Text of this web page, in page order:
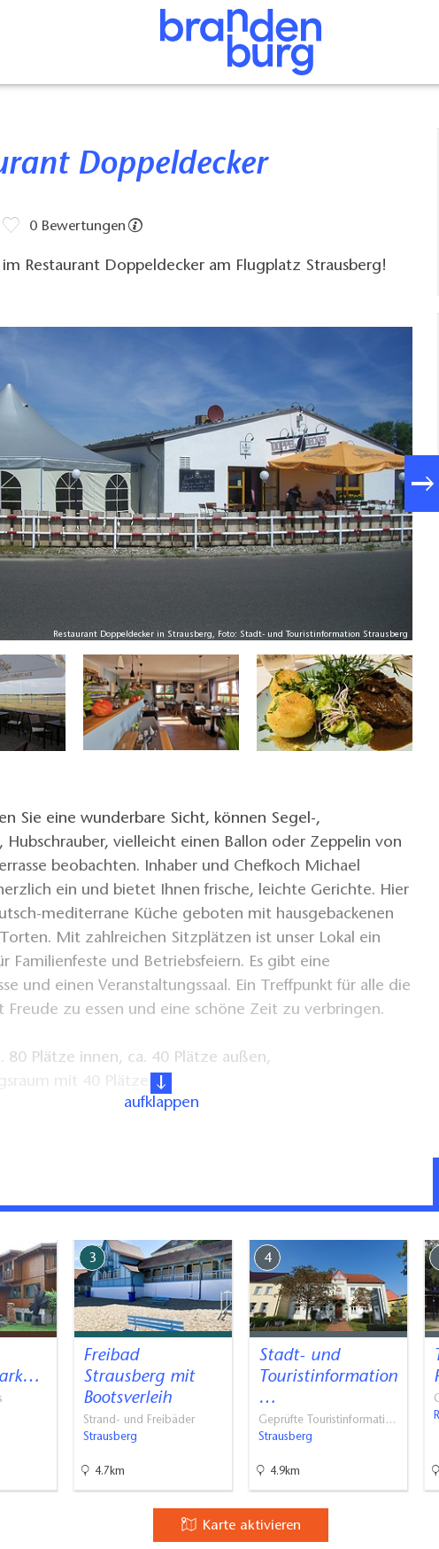
Doppeldecker
0 Bewertungen
Restaurant Doppeldecker am Flugplatz Strausberg!
Restaurant Doppeldecker in Strausberg, Foto: Stadt- und Touristinformation Strausberg
Sie eine wunderbare Sicht, können Segel-,
Hubschrauber, vielleicht einen Ballon oder Zeppelin von
beobachten. Inhaber und Chefkoch Michael
ein und bietet Ihnen frische, leichte Gerichte. Hier
mediterrane Küche geboten mit hausgebackenen
Mit zahlreichen Sitzplätzen ist unser Lokal ein
Familienfeste und Betriebsfeiern. Es gibt eine
und einen Veranstaltungssaal. Ein Treffpunkt für alle die
Freude zu essen und eine schöne Zeit zu verbringen.
80 Plätze innen, ca. 40 Plätze außen,
mit 40 Plätzen
aufklappen
3
Freibad
Strausberg mit
Bootsverleih
Strand- und Freibäder
Strausberg
4.7km
4
Stadt- und
Touristinformation
…
Geprüfte Touristinformati…
Strausberg
4.9km
Karte aktivieren